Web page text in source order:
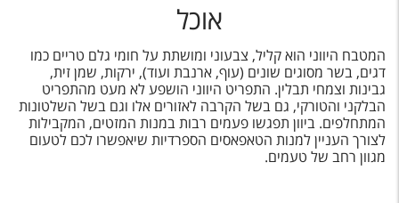
אוכל
המטבח היווני הוא קליל, צבעוני ומושתת על חומי גלם טריים כמו
דגים, בשר מסוגים שונים (עוף, ארנבת ועוד), ירקות, שמן זית,
גבינות וצמחי תבלין. התפריט היווני הושפע לא מעט מהתפריט
הבלקני והטורקי, גם בשל הקרבה לאזורים אלו וגם בשל השלטונות
המתחלפים. ביוון תפגשו פעמים רבות במנות המזטים, המקבילות
לצורך העניין למנות הטאפאסים הספרדיות שיאפשרו לכם לטעום
מגוון רחב של טעמים.